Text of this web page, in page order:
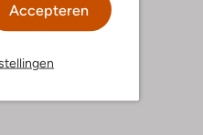
Accepteren